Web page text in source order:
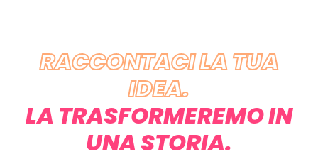
RACCONTACI LA TUA
IDEA.
LA TRASFORMEREMO IN
UNA STORIA.